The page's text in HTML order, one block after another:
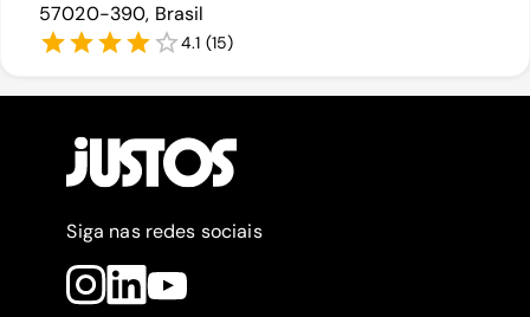
57020-390, Brasil
4.1 (15)
Siga nas redes sociais